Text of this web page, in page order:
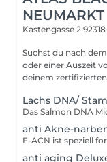
NEUMARKT
Kastengasse 2
Suchst du nach
oder einer Auszeit
deinem
Lachs DNA/
anti Akne-
anti aging